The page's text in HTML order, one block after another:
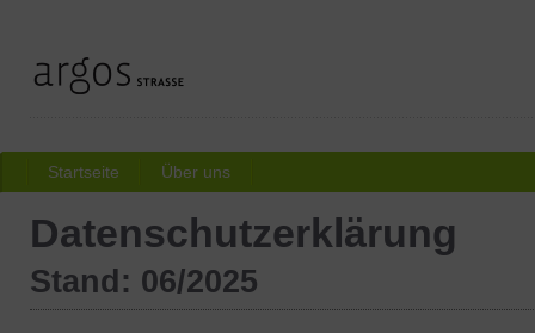
Startseite Über uns
Datenschutzerklärung
Stand: 06/2025